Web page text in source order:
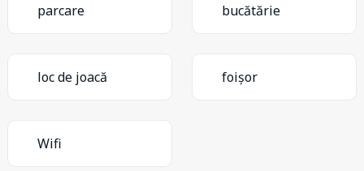
parcare bucătărie
loc de joacă foișor
Wifi